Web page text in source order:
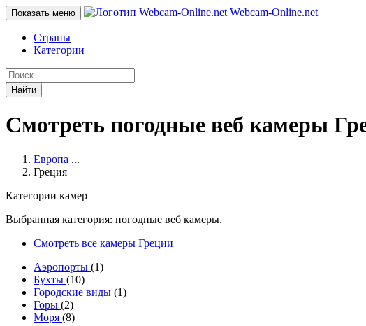
Показать меню Webcam-Online.net
Страны
Категории
Найти
Смотреть погодные веб камеры
Европа ...
Греция
Категории камер
Выбранная категория: погодные веб камеры.
Смотреть все камеры Греции
Аэропорты (1)
Бухты (10)
Городские виды (1)
Горы (2)
Моря (8)